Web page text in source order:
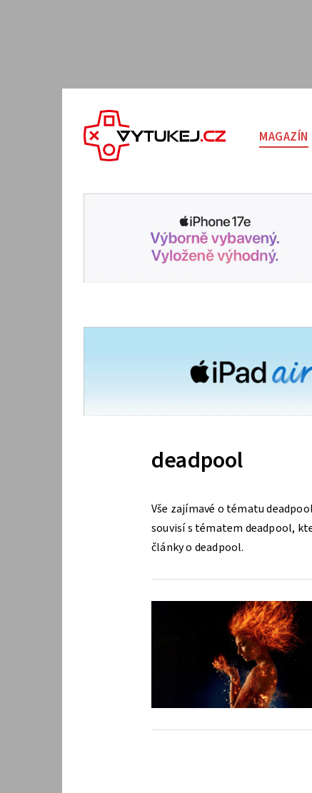
MAGAZÍN
deadpool
Vše zajímavé o tématu
souvisí s tématem deadpool,
články o deadpool.